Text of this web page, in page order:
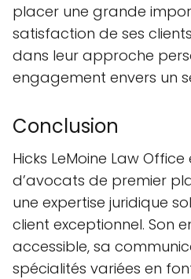
placer une grande
satisfaction de ses
dans leur approche
engagement envers un
Conclusion
Hicks LeMoine Law
d’avocats de premier
une expertise juridique
client exceptionnel. Son
accessible, sa
spécialités variées en